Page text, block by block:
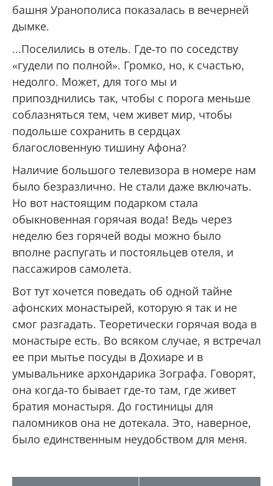
поделиться. А тут и другой паром подошел.
На него мы поднялись без проблем,
Дивный был вечер. Залитые лучами
вечернего солнца склоны афонских гор.
Возвышающиеся на побережье и горных
склонах монастыри, скиты, каливы. Вон и
башня Уранополиса показалась в вечерней
дымке.
«гудели по полной». Громко, но, к счастью,
недолго. Может, для того мы и
припозднились так, чтобы с порога меньше
соблазняться тем, чем живет мир, чтобы
подольше сохранить в сердцах
благословенную тишину Афона?
было безразлично. Не стали даже включать.
Но вот настоящим подарком стала
обыкновенная горячая вода! Ведь через
неделю без горячей воды можно было
вполне распугать и постояльцев отеля, и
пассажиров самолета.
Вот тут хочется поведать об одной тайне
афонских монастырей, которую я так и не
смог разгадать. Теоретически горячая вода в